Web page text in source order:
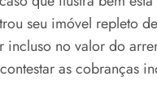
seu imóvel repleto
no valor do
as cobranças